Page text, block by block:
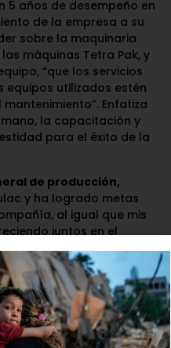
5 años de desempeño en
de la empresa a su
sobre la maquinaria
máquinas Tetra Pak, y
“que los servicios
equipos utilizados estén
Enfatiza
la capacitación y
para el éxito de la
de producción,
y ha logrado metas
al igual que mis
juntos en el
de calidad, Viviana
la reputación de
prácticas industriales.
y profesional en 4
lo que le ha